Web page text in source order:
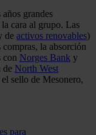
grandes
cara al grupo. Las
de activos renovables)
la absorción
con Norges Bank y
de North West
sello de Mesonero,